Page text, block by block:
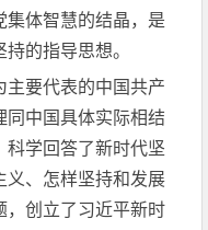
集体智慧的结晶，是
的指导思想。
主要代表的中国共产
同中国具体实际相结
科学回答了新时代坚
义、怎样坚持和发展
，创立了习近平新时